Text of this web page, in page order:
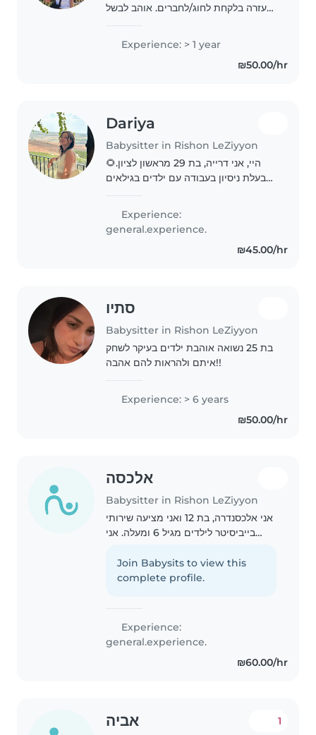
עזרה בלקחת לחוג/לחברים. אוהב לבשל
כדורגל, כדורסל
Experience: > 1 year
₪50.00/hr
Dariya
Babysitter in Rishon LeZiyyon
היי, אני דרייה, בת 29 מראשון לציון.🌻
בעלת ניסיון בעבודה עם ילדים בגילאים
ואנגלית ברמה בסיסית. אוהבת עבודה עם
Experience:
general.experience.
₪45.00/hr
סתיו
Babysitter in Rishon LeZiyyon
בת 25 נשואה אוהבת ילדים בעיקר לשחק
איתם ולהראות להם אהבה!!
Experience: > 6 years
₪50.00/hr
אלכסה
Babysitter in Rishon LeZiyyon
אני אלכסנדרה, בת 12 ואני מציעה שירותי
בייביסיטר לילדים מגיל 6 ומעלה. אני
ואנרגיות חיוביות. כיף לי מאוד להעביר
Join Babysits to view this
complete profile.
Experience:
general.experience.
₪60.00/hr
אביה 1